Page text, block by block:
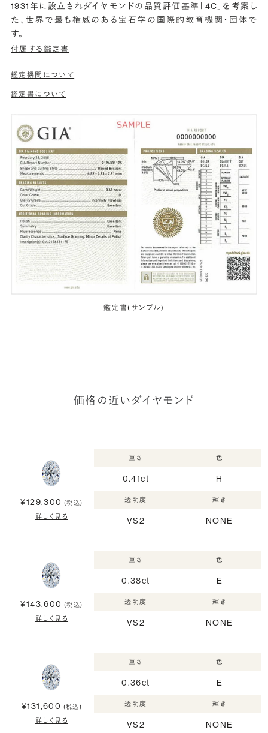
1931年に設立されダイヤモンドの品質評価基準「4C」を考案し
た、世界で最も権威のある宝石学の国際的教育機関・団体で
す。
付属する鑑定書
鑑定機関について
鑑定書について
鑑定書(サンプル)
価格の近いダイヤモンド
¥129,300 (税込)
詳しく見る
重さ
0.41ct
色
H
透明度
VS2
輝き
NONE
¥143,600 (税込)
詳しく見る
重さ
0.38ct
色
E
透明度
VS2
輝き
NONE
¥131,600 (税込)
詳しく見る
重さ
0.36ct
色
E
透明度
VS2
輝き
NONE